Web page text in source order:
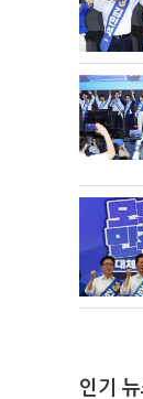
인기